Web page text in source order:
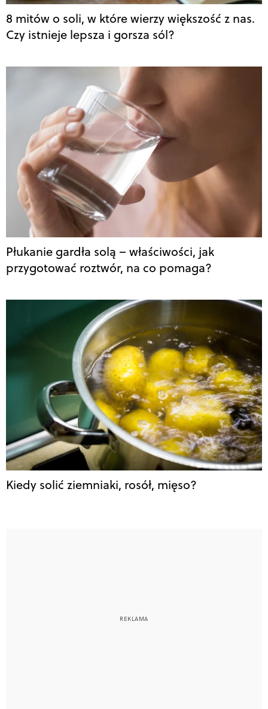
8 mitów o soli, w które wierzy większość z nas.
Czy istnieje lepsza i gorsza sól?
Płukanie gardła solą – właściwości, jak
przygotować roztwór, na co pomaga?
Kiedy solić ziemniaki, rosół, mięso?